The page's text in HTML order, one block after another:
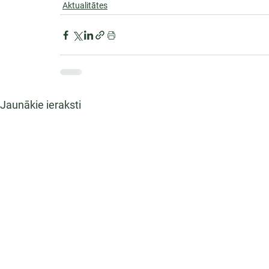
Aktualitātes
Jaunākie ieraksti